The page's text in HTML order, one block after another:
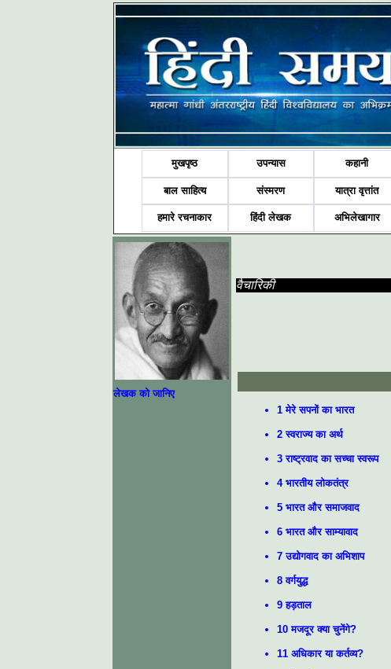
मुखपृष्ठ उपन्यास कहानी
बाल साहित्य संस्मरण यात्रा वृत्तांत
हमारे रचनाकार हिंदी लेखक अभिलेखागार
लेखक को जानिए
वैचारिकी
1 मेरे सपनों का भारत
2 स्वराज्य का अर्थ
3 राष्ट्रवाद का सच्चा स्वरूप
4 भारतीय लोकतंत्र
5 भारत और समाजवाद
6 भारत और साम्यावाद
7 उद्योगवाद का अभिशाप
8 वर्गयुद्ध
9 हड़ताल
10 मजदूर क्या चुनेंगे?
11 अधिकार या कर्तव्य?